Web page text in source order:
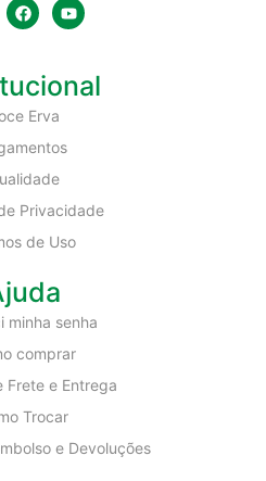
Erva
Privacidade
de Uso
minha senha
comprar
Frete e Entrega
Trocar
e Devoluções